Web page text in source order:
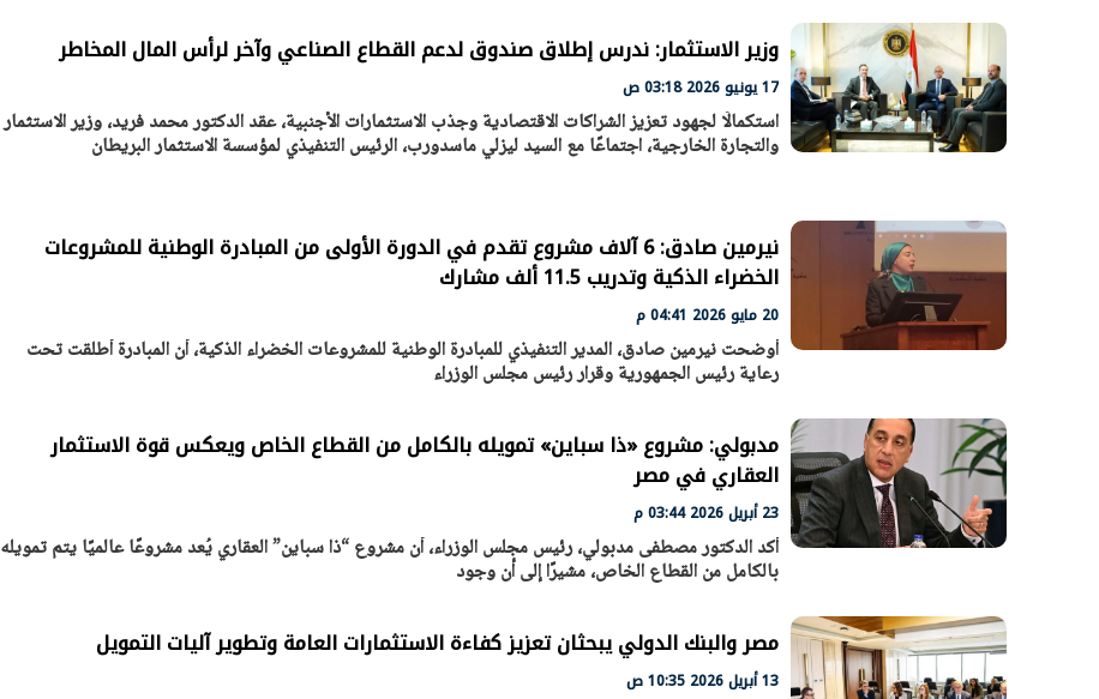
وزير الاستثمار: ندرس إطلاق صندوق لدعم القطاع الصناعي وآخر لرأس المال المخاطر
17 يونيو 2026 03:18 ص
استكمالًا لجهود تعزيز الشراكات الاقتصادية وجذب الاستثمارات الأجنبية، عقد الدكتور محمد فريد، وزير الاستثمار
والتجارة الخارجية، اجتماعًا مع السيد ليزلي ماسدورب، الرئيس التنفيذي لمؤسسة الاستثمار البريطان
نيرمين صادق: 6 آلاف مشروع تقدم في الدورة الأولى من المبادرة الوطنية للمشروعات
الخضراء الذكية وتدريب 11.5 ألف مشارك
20 مايو 2026 04:41 م
أوضحت نيرمين صادق، المدير التنفيذي للمبادرة الوطنية للمشروعات الخضراء الذكية، أن المبادرة أُطلقت تحت
رعاية رئيس الجمهورية وقرار رئيس مجلس الوزراء
مدبولي: مشروع «ذا سباين» تمويله بالكامل من القطاع الخاص ويعكس قوة الاستثمار
العقاري في مصر
23 أبريل 2026 03:44 م
أكد الدكتور مصطفى مدبولي، رئيس مجلس الوزراء، أن مشروع “ذا سباين” العقاري يُعد مشروعًا عالميًا يتم تمويله
بالكامل من القطاع الخاص، مشيرًا إلى أن وجود
مصر والبنك الدولي يبحثان تعزيز كفاءة الاستثمارات العامة وتطوير آليات التمويل
13 أبريل 2026 10:35 ص
الرئيس السيسي: تداعيات خطيرة على
الاقتصاد العالمي وأسعار الوقود حال
استمرار الأزمة في الشرق الأوسط
رئيس الوزراء يتابع الإجراءات الخاصة
بتنفيذ التوجيهات الرئاسية بطرح وحدات
سكنية بالإيجار للمواطنين
30 مارس 2026 04:40 م
افتتاح «إيجبس 2026» بحضور دولي
واسع.. والبترول: مصر تعزز مكانتها